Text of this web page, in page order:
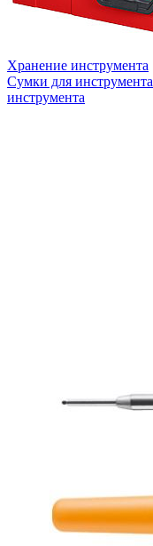
Хранение инструмента
Сумки для инструмента
инструмента